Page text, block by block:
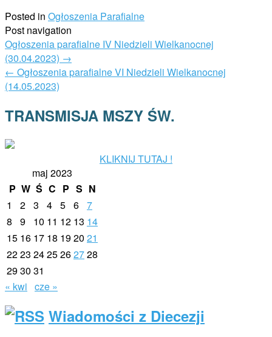
Posted in Ogłoszenia Parafialne
Post navigation
Ogłoszenia parafialne IV Niedzieli Wielkanocnej
(30.04.2023) →
← Ogłoszenia parafialne VI Niedzieli Wielkanocnej
(14.05.2023)
TRANSMISJA MSZY ŚW.
KLIKNIJ TUTAJ !
maj 2023
P W Ś C P S N
1
2 3 4 5 6 7
8
9 10 11 12 13 14
15 16 17 18 1920 21
2223 2425262728
2930 31
« kwi cze »
Wiadomości z Diecezji